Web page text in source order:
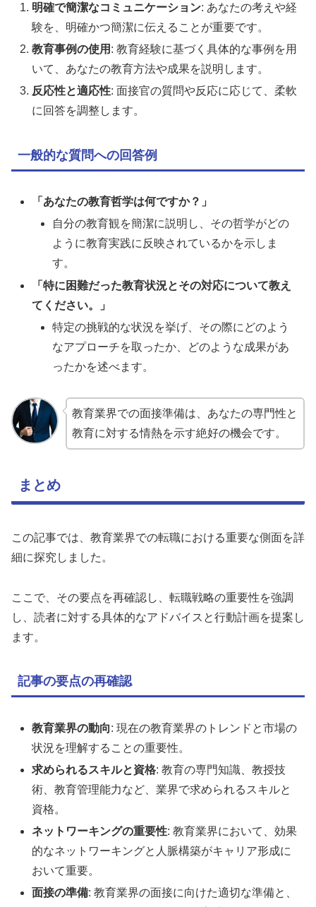
明確で簡潔なコミュニケーション: あなたの考えや経
験を、明確かつ簡潔に伝えることが重要です。
教育事例の使用 : 教育経験に基づく具体的な事例を用
いて、あなたの教育方法や成果を説明します。
反応性と適応性: 面接官の質問や反応に応じて、柔軟
に回答を調整します。
一般的な質問への回答例
「あなたの教育哲学は何ですか？」
自分の教育観を簡潔に説明し、その哲学がどの
ように教育実践に反映されているかを示しま
す。
「特に困難だった教育状況とその対応について教え
てください。」
特定の挑戦的な状況を挙げ、その際にどのよう
なアプローチを取ったか、どのような成果があ
ったかを述べます。
教育業界での面接準備は、あなたの専門性と
教育に対する情熱を示す絶好の機会です。
まとめ
この記事では、教育業界での転職における重要な側面を詳
細に探究しました。
ここで、その要点を再確認し、転職戦略の重要性を強調
し、読者に対する具体的なアドバイスと行動計画を提案し
ます。
記事の要点の再確認
教育業界の動向: 現在の教育業界のトレンドと市場の
状況を理解することの重要性。
求められるスキルと資格: 教育の専門知識、教授技
術、教育管理能力など、業界で求められるスキルと
資格。
ネットワーキングの重要性: 教育業界において、効果
的なネットワーキングと人脈構築がキャリア形成に
おいて重要。
面接の準備: 教育業界の面接に向けた適切な準備と、